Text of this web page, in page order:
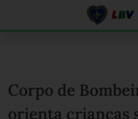
Corpo de
orienta crianças